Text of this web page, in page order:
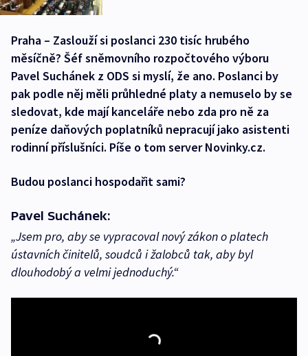
Praha – Zaslouží si poslanci 230 tisíc hrubého
měsíčně? Šéf sněmovního rozpočtového výboru
Pavel Suchánek z ODS si myslí, že ano. Poslanci by
pak podle něj měli průhledné platy a nemuselo by se
sledovat, kde mají kanceláře nebo zda pro ně za
peníze daňových poplatníků nepracují jako asistenti
rodinní příslušníci. Píše o tom server Novinky.cz.
Budou poslanci hospodařit sami?
Pavel Suchánek:
„Jsem pro, aby se vypracoval nový zákon o platech
ústavních činitelů, soudců i žalobců tak, aby byl
dlouhodobý a velmi jednoduchý.“